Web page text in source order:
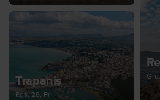
Trapanis
Rgs, 28, Pr